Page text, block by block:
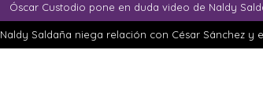
Óscar Custodio pone en duda video de Naldy
Naldy Saldaña niega relación con César Sánchez y